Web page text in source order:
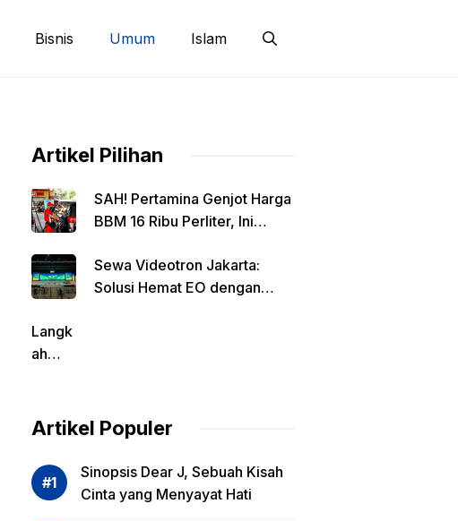
Bisnis Umum Islam
Artikel Pilihan
SAH! Pertamina Genjot Harga
BBM 16 Ribu Perliter, Ini
Sewa Videotron Jakarta:
Solusi Hemat EO dengan
Langk
ah
dalam
si
Risiko
Artikel Populer
Sinopsis Dear J, Sebuah Kisah
Cinta yang Menyayat Hati